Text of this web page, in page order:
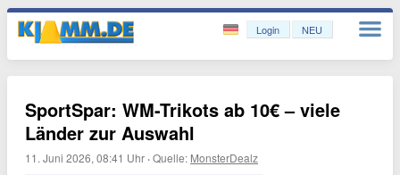
Login NEU
SportSpar: WM-Trikots ab 10€ – viele
Länder zur Auswahl
11. Juni 2026, 08:41 Uhr ·Quelle: MonsterDealz